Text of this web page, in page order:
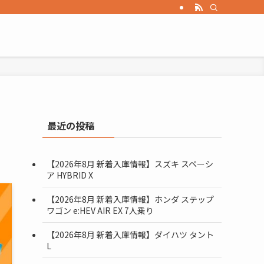
最近の投稿
【2026年8月 新着入庫情報】スズキ スペーシ
ア HYBRID X
【2026年8月 新着入庫情報】ホンダ ステップ
ワゴン e:HEV AIR EX 7人乗り
【2026年8月 新着入庫情報】ダイハツ タント
L